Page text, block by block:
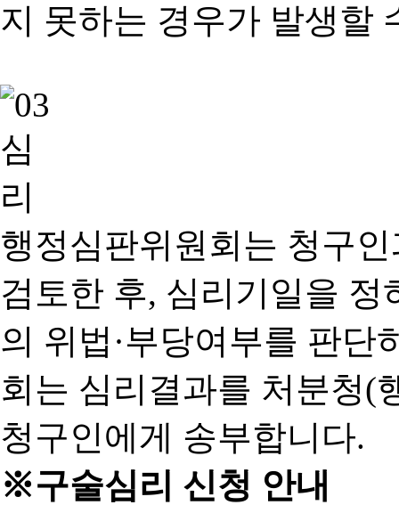
지 못하는 경우가 발생할
행정심판위원회는 청구
검토한 후, 심리기일을 정
의 위법·부당여부를 판단
회는 심리결과를 처분청(
청구인에게 송부합니다.
※구술심리 신청 안내